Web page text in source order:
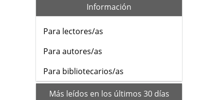
Información
Para lectores/as
Para autores/as
Para bibliotecarios/as
mas_vistos
Más leídos en los últimos 30 días